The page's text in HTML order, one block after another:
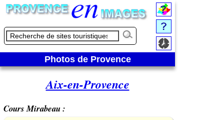
Photos de Provence
Aix-en-Provence
Cours Mirabeau :